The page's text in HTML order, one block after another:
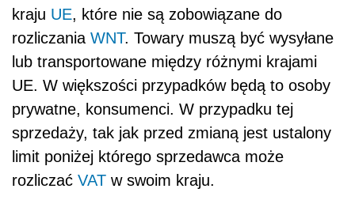
kraju UE, które nie są zobowiązane do
rozliczania WNT. Towary muszą być wysyłane
lub transportowane między różnymi krajami
UE. W większości przypadków będą to osoby
prywatne, konsumenci. W przypadku tej
sprzedaży, tak jak przed zmianą jest ustalony
limit poniżej którego sprzedawca może
rozliczać VAT w swoim kraju.